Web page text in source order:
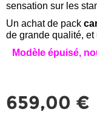
sensation sur les
Un achat de pack
de grande qualité,
Modèle épuisé,
659,00 €